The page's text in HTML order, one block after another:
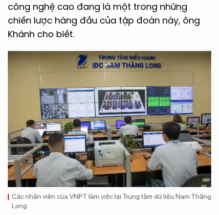
công nghệ cao đang là một trong những
chiến lược hàng đầu của tập đoàn này, ông
Khánh cho biết.
Các nhân viên của VNPT làm việc tại Trung tâm dữ liệu Nam Thăng
Long